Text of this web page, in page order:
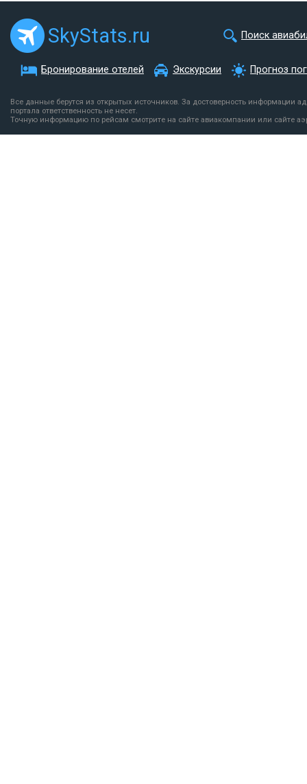
SkyStats.ru Поиск
Бронирование отелей Экскурсии Прогноз
Все данные берутся из открытых источников. За достоверность информации
портала ответственность не несет.
Точную информацию по рейсам смотрите на сайте авиакомпании или сайте